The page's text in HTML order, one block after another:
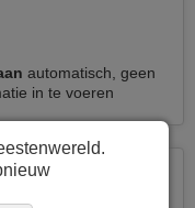
automatisch, geen
in te voeren